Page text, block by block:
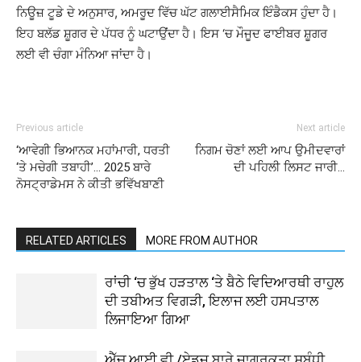
ਨਿਊਜ਼ ਟੂਡੇ ਦੇ ਅਨੁਸਾਰ, ਅਮਰੂਦ ਵਿੱਚ ਘੱਟ ਗਲਾਈਸੈਮਿਕ ਇੰਡੈਕਸ ਹੁੰਦਾ ਹੈ।
ਇਹ ਬਲੱਡ ਸ਼ੂਗਰ ਦੇ ਪੱਧਰ ਨੂੰ ਘਟਾਉਂਦਾ ਹੈ। ਇਸ ‘ਚ ਮੌਜੂਦ ਫਾਈਬਰ ਸ਼ੂਗਰ
ਲਈ ਵੀ ਚੰਗਾ ਮੰਨਿਆ ਜਾਂਦਾ ਹੈ।
Previous article
‘ਆਵੇਗੀ ਭਿਆਨਕ ਮਹਾਂਮਾਰੀ, ਧਰਤੀ
‘ਤੇ ਮਚੇਗੀ ਤਬਾਹੀ’… 2025 ਬਾਰੇ
ਨੋਸਟ੍ਰਾਡੇਮਸ ਨੇ ਕੀਤੀ ਭਵਿੱਖਬਾਣੀ
Next article
ਨਿਗਮ ਚੋਣਾਂ ਲਈ ਆਪ ਉਮੀਦਵਾਰਾਂ
ਦੀ ਪਹਿਲੀ ਲਿਸਟ ਜਾਰੀ…
RELATED ARTICLES MORE FROM AUTHOR
ਰਾਂਚੀ ‘ਚ ਭੁੱਖ ਹੜਤਾਲ ‘ਤੇ ਬੈਠੇ ਵਿਦਿਆਰਥੀ ਰਾਹੁਲ
ਦੀ ਤਬੀਅਤ ਵਿਗੜੀ, ਇਲਾਜ ਲਈ ਹਸਪਤਾਲ
ਲਿਜਾਇਆ ਗਿਆ